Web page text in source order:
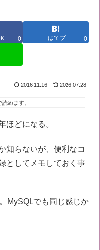
0 はてブ 0
2016.11.16 2026.07.28
読めます。
ほどになる。
知らないが、便利なコ
としてメモしておく事
MySQLでも同じ感じか